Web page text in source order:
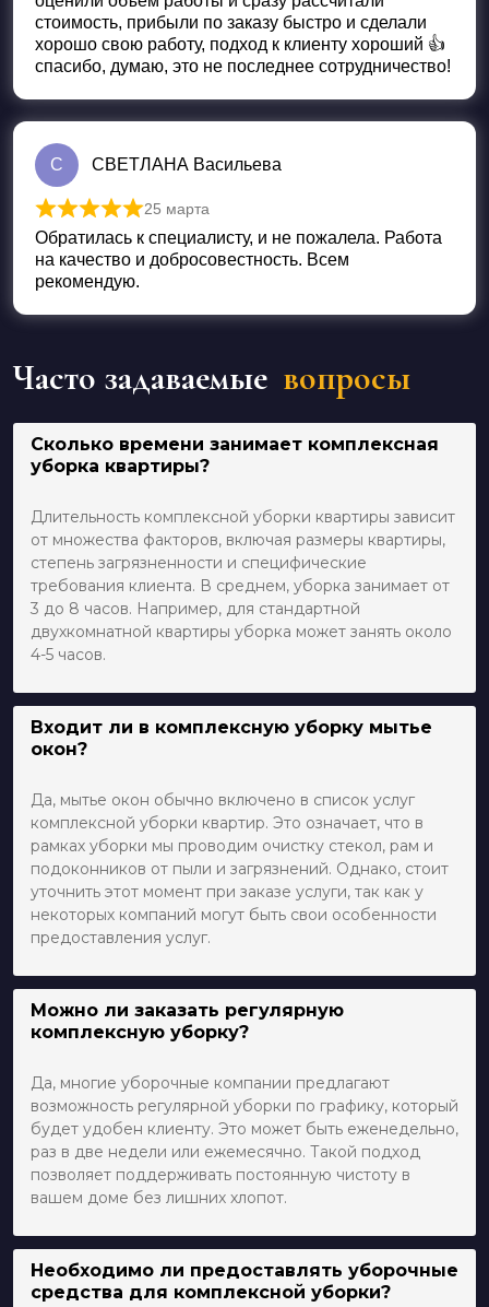
стоимость, прибыли по заказу быстро и сделали
хорошо свою работу, подход к клиенту хороший 👍
спасибо, думаю, это не последнее сотрудничество!
С СВЕТЛАНА Васильева
Оценка из 5
25 марта
Обратилась к специалисту, и не пожалела. Работа
на качество и добросовестность. Всем
рекомендую.
Часто задаваемые вопросы
Сколько времени занимает комплексная
уборка квартиры?
Длительность комплексной уборки квартиры зависит
от множества факторов, включая размеры квартиры,
степень загрязненности и специфические
требования клиента. В среднем, уборка занимает от
3 до 8 часов. Например, для стандартной
двухкомнатной квартиры уборка может занять около
4-5 часов.
Входит ли в комплексную уборку мытье
окон?
Да, мытье окон обычно включено в список услуг
комплексной уборки квартир. Это означает, что в
рамках уборки мы проводим очистку стекол, рам и
подоконников от пыли и загрязнений. Однако, стоит
уточнить этот момент при заказе услуги, так как у
некоторых компаний могут быть свои особенности
предоставления услуг.
Можно ли заказать регулярную
комплексную уборку?
Да, многие уборочные компании предлагают
возможность регулярной уборки по графику, который
будет удобен клиенту. Это может быть еженедельно,
раз в две недели или ежемесячно. Такой подход
позволяет поддерживать постоянную чистоту в
вашем доме без лишних хлопот.
Необходимо ли предоставлять уборочные
средства для комплексной уборки?